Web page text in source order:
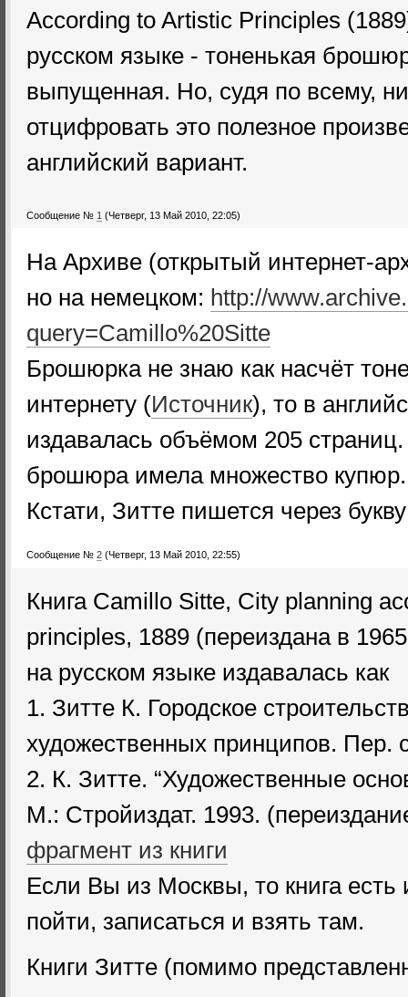
According to Artistic Principles
русском языке - тоненькая
выпущенная. Но, судя по всему,
отцифровать это полезное
английский вариант.
Сообщение № 1 (Четверг, 13 Май 2010, 22:05)
На Архиве (открытый интернет-
но на немецком: http://
query=Camillo%20Sitte
Брошюрка не знаю как насчёт
интернету (Источник), то в
издавалась объёмом 205
брошюра имела множество купюр.
Кстати, Зитте пишется через
Сообщение № 2 (Четверг, 13 Май 2010, 22:55)
Книга Camillo Sitte, City planning
principles, 1889 (переиздана в 1965
на русском языке издавалась как
1. Зитте К. Городское
художественных принципов. Пер.
2. К. Зитте. “Художественные
М.: Стройиздат. 1993.
фрагмент из книги
Если Вы из Москвы, то книга
пойти, записаться и взять там.
Книги Зитте (помимо